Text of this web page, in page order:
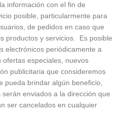
información con el fin de
posible, particularmente para
de pedidos en caso que
productos y servicios. Es posible
electrónicos periódicamente a
especiales, nuevos
publicitaria que consideremos
pueda brindar algún beneficio,
enviados a la dirección que
ser cancelados en cualquier